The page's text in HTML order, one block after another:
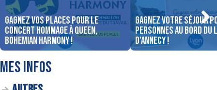
Gagnez vos places pour le
concert Hommage à Queen,
Bohemian Harmony !
Gagnez votre séjour
personnes au bord du
d’Annecy !
MES INFOS